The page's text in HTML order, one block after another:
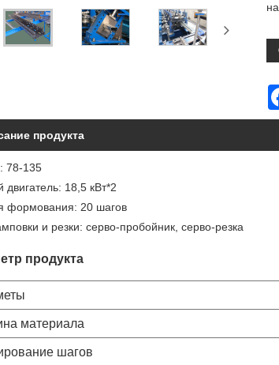
продукта
78-135
двигатель: 18,5 кВт*2
формования: 20 шагов
и резки: серво-пробойник, серво-резка
продукта
материала
шагов